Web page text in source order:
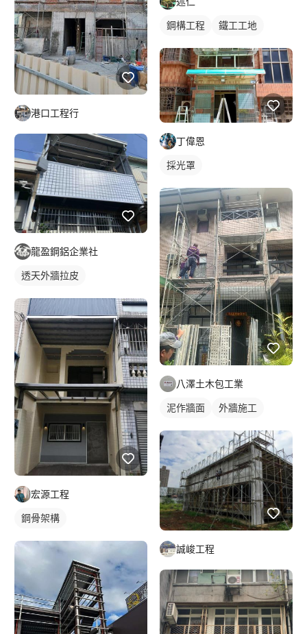
港口工程行
龍盈鋼鋁企業社
透天外牆拉皮
宏源工程
鋼骨架構
鋼構工程 鐵工工地
丁偉恩
採光罩
八澤土木包工業
泥作牆面 外牆施工
誠峻工程